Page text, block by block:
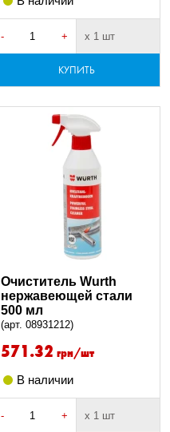
- + х 1 шт
КУПИТЬ
Очиститель Wurth
нержавеющей стали
500 мл
(арт. 08931212)
571.32 грн/шт
В наличии
- + х 1 шт